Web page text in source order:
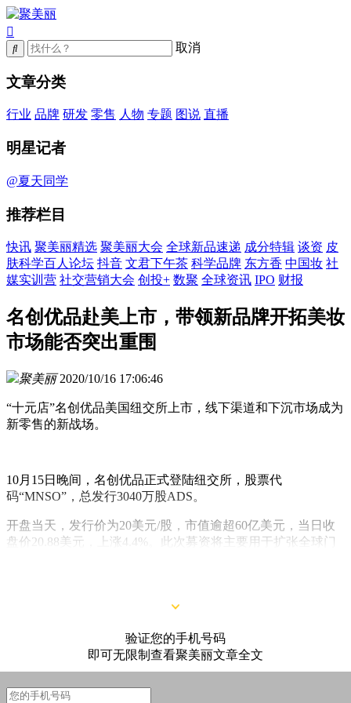
取消
文章分类
行业 品牌 研发 零售 人物 专题 图说 直播
明星记者
@夏天同学
推荐栏目
快讯 聚美丽精选 聚美丽大会 全球新品速递 成分特辑 谈资 皮
肤科学百人论坛 抖音 文君下午茶 科学品牌 东方香 中国妆 社
媒实训营 社交营销大会 创投+ 数聚 全球资讯 IPO 财报
名创优品赴美上市，带领新品牌开拓美妆
市场能否突出重围
聚美丽 2020/10/16 17:06:46
“十元店”名创优品美国纽交所上市，线下渠道和下沉市场成为
新零售的新战场。
10月15日晚间，名创优品正式登陆纽交所，股票代
码“MNSO”，总发行3040万股ADS。
开盘当天，发行价为20美元/股，市值逾超60亿美元，当日收
盘价20.88美元，上涨4.4%。此次募资将主要用于扩张全球门
验证您的手机号码
即可无限制查看聚美丽文章全文